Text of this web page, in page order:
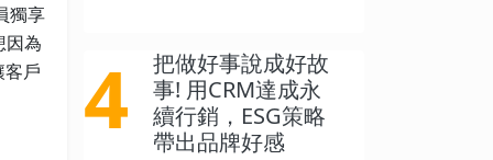
獨享
因為
戶
4
把做好事說成好故
事! 用CRM達成永
續行銷，ESG策略
帶出品牌好感